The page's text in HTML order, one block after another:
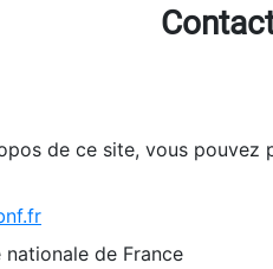
de ce site, vous
nationale de France